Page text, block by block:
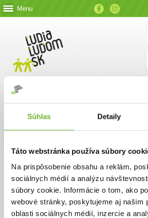
Súhlas Detaily
Táto webstránka používa súbory
Na prispôsobenie obsahu a reklám,
sociálnych médií a analýzu
súbory cookie. Informácie o tom, ako
webové stránky, poskytujeme aj našim
oblasti sociálnych médií, inzercie a
Menu
Kontaktné údaje
V prípade akýchkoľvek otázok nás
emailom, alebo telefonicky.
ĽUDIA ĽUĎOM, n. o.